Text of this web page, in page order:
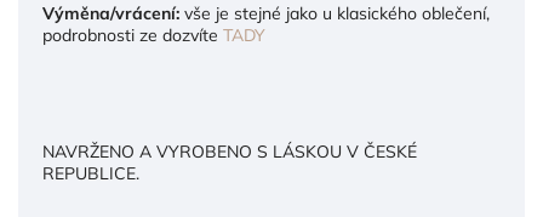
Výměna/vrácení: vše je stejné jako u klasického oblečení,
podrobnosti ze dozvíte TADY
NAVRŽENO A VYROBENO S LÁSKOU V ČESKÉ
REPUBLICE.